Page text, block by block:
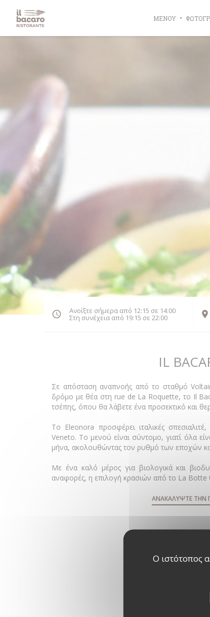
Ο ιστότοπος
ΜΕΝΟΎ
Ανοίξτε σήμερα από 12:15 σε 14:00
Στη συνέχεια από 19:15 σε 22:00
IL
Σε απόσταση αναπνοής από το σταθμό
δρόμο με θέα στη rue de La Roquette, το Il
τσέπης, όπου θα λάβετε ένα προσεκτικό και
Το Eleonora προσφέρει ιταλικές
Veneto. Το μενού είναι σύντομο, γιατί όλα
μήνα, ακολουθώντας τον ρυθμό των εποχών
Με ένα καλό μέρος για βιολογικά και
αναφορές, η επιλογή κρασιών από το La Botte
ΑΝΑΚΑΛΎΨΤΕ ΤΗΝ